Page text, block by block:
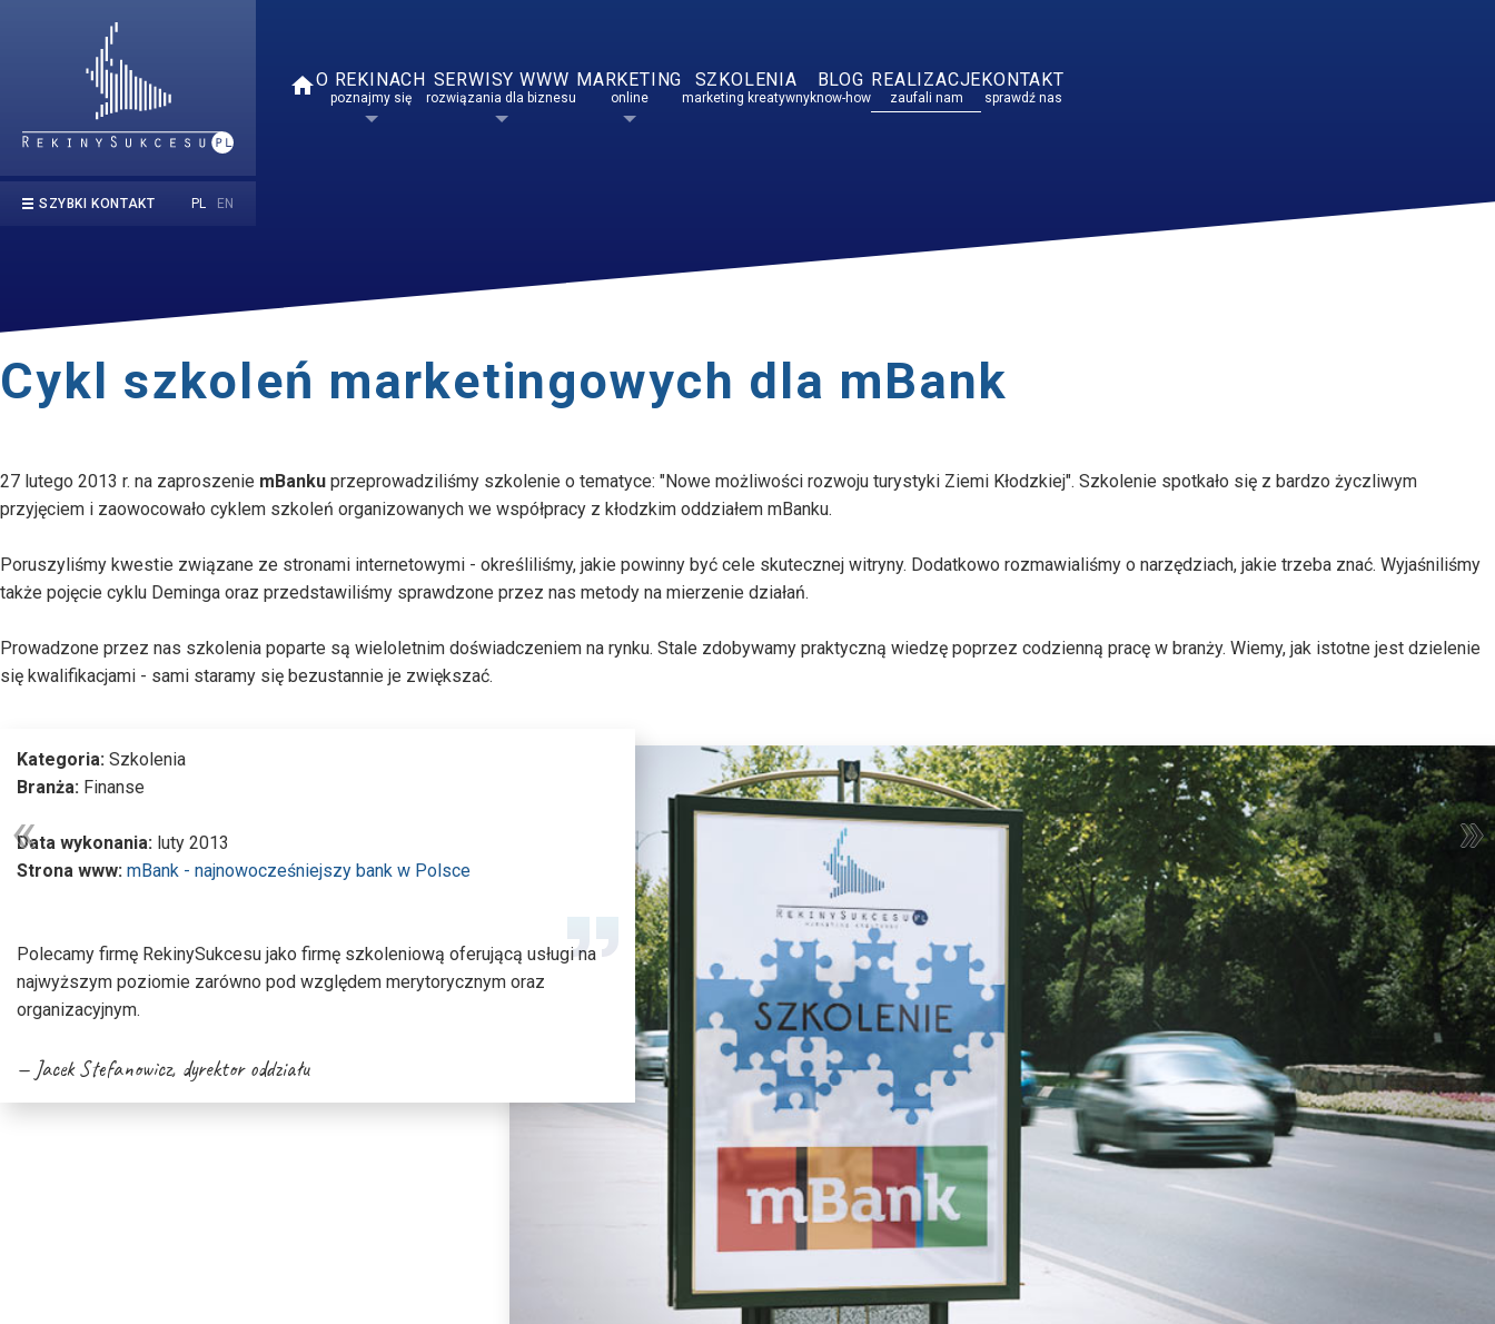
SZYBKI KONTAKT PL EN
homeO REKINACH
poznajmy się
SERWISY WWW
rozwiązania dla biznesu
MARKETING
online
SZKOLENIA
marketing kreatywny
BLOG
know-how
REALIZACJE
zaufali nam
KONTAKT
sprawdź nas
Cykl szkoleń marketingowych dla mBank
27 lutego 2013 r. na zaproszenie mBanku przeprowadziliśmy szkolenie o tematyce: "Nowe możliwości rozwoju turystyki Ziemi Kłodzkiej". Szkolenie spotkało się z bardzo życzliwym
przyjęciem i zaowocowało cyklem szkoleń organizowanych we współpracy z kłodzkim oddziałem mBanku.
Poruszyliśmy kwestie związane ze stronami internetowymi - określiliśmy, jakie powinny być cele skutecznej witryny. Dodatkowo rozmawialiśmy o narzędziach, jakie trzeba znać. Wyjaśniliśmy
także pojęcie cyklu Deminga oraz przedstawiliśmy sprawdzone przez nas metody na mierzenie działań.
Prowadzone przez nas szkolenia poparte są wieloletnim doświadczeniem na rynku. Stale zdobywamy praktyczną wiedzę poprzez codzienną pracę w branży. Wiemy, jak istotne jest dzielenie
się kwalifikacjami - sami staramy się bezustannie je zwiększać.
Kategoria: Szkolenia
Branża: Finanse
Data wykonania: luty 2013
Strona www: mBank - najnowocześniejszy bank w Polsce
Polecamy firmę RekinySukcesu jako firmę szkoleniową oferującą usługi na
najwyższym poziomie zarówno pod względem merytorycznym oraz
organizacyjnym.
Jacek Stefanowicz, dyrektor oddziału